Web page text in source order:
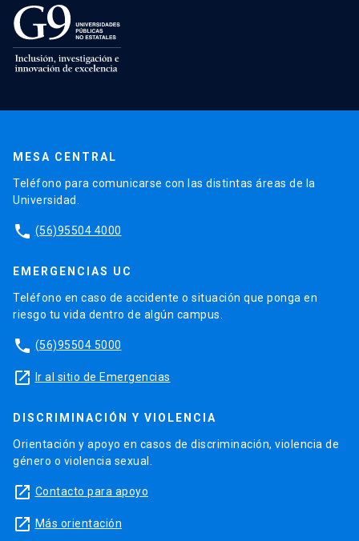
MESA CENTRAL
Teléfono para comunicarse con las distintas áreas de la
Universidad.
phone (56)95504 4000
EMERGENCIAS UC
Teléfono en caso de accidente o situación que ponga en
riesgo tu vida dentro de algún campus.
phone (56)95504 5000
launch Ir al sitio de Emergencias
DISCRIMINACIÓN Y VIOLENCIA
Orientación y apoyo en casos de discriminación, violencia de
género o violencia sexual.
launch Contacto para apoyo
launch Más orientación